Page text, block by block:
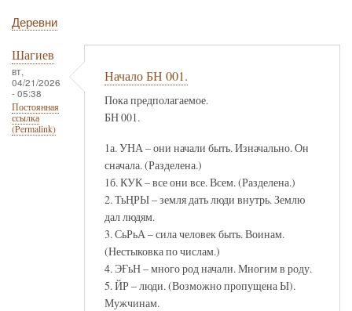
Деревни
Шагиев
вт,
04/21/2026
- 05:38
Постоянная
ссылка
(Permalink)
Начало БН 001.
Пока предполагаемое.
БН 001.
1а. УНА – они начали быть. Изначально. Он
сначала. (Разделена.)
1б. КУК – все они все. Всем. (Разделена.)
2. ТьҢРЫ – земля дать люди внутрь. Землю
дал людям.
3. СьРьА – сила человек быть. Воинам.
(Нестыковка по числам.)
4. ЭҒьН – много род начали. Многим в роду.
5. ЙР – люди. (Возможно пропущена Ы).
Мужчинам.